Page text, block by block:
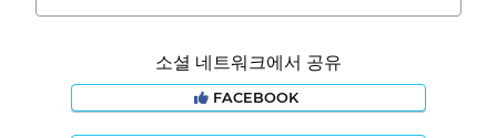
소셜 네트워크에서 공유
FACEBOOK